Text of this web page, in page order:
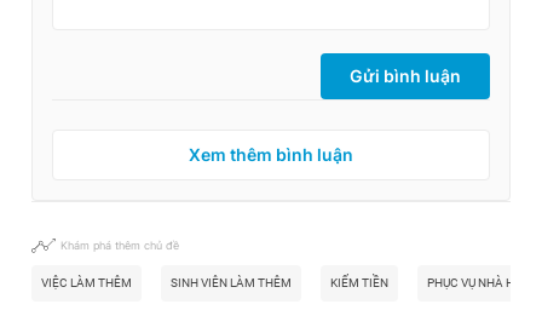
Gửi bình luận
Xem thêm bình luận
Khám phá thêm chủ đề
VIỆC LÀM THÊM SINH VIÊN LÀM THÊM KIẾM TIỀN PHỤC VỤ NHÀ HÀNG